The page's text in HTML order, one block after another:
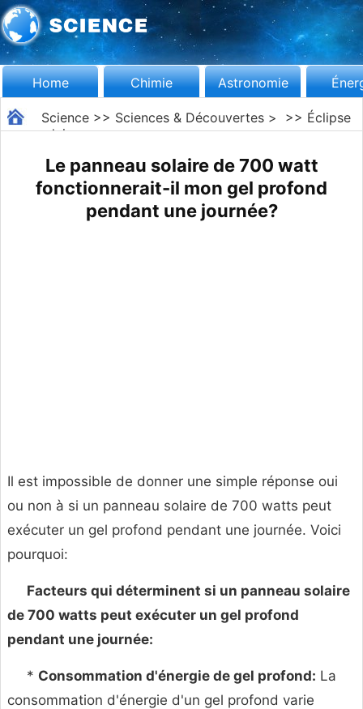
Home Chimie Astronomie
Science>> Sciences & Découvertes> >> Éclipse
solaire
Le panneau solaire de 700 watt
fonctionnerait-il mon gel profond
pendant une journée?
Il est impossible de donner une simple réponse oui
ou non à si un panneau solaire de 700 watts peut
exécuter un gel profond pendant une journée. Voici
pourquoi:
Facteurs qui déterminent si un panneau solaire
de 700 watts peut exécuter un gel profond
pendant une journée:
* Consommation d'énergie de gel profond: La
consommation d'énergie d'un gel profond varie